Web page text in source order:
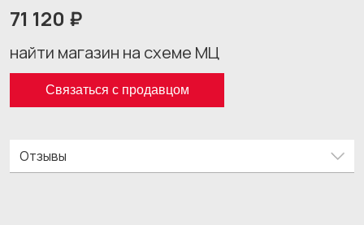
71 120 ₽
найти магазин на схеме МЦ
Связаться с продавцом
Отзывы